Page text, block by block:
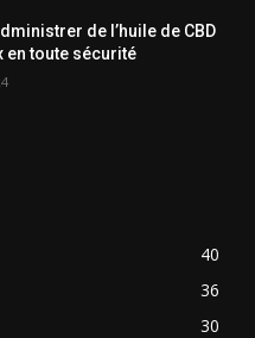
de l’huile de CBD
en toute sécurité
40
36
30